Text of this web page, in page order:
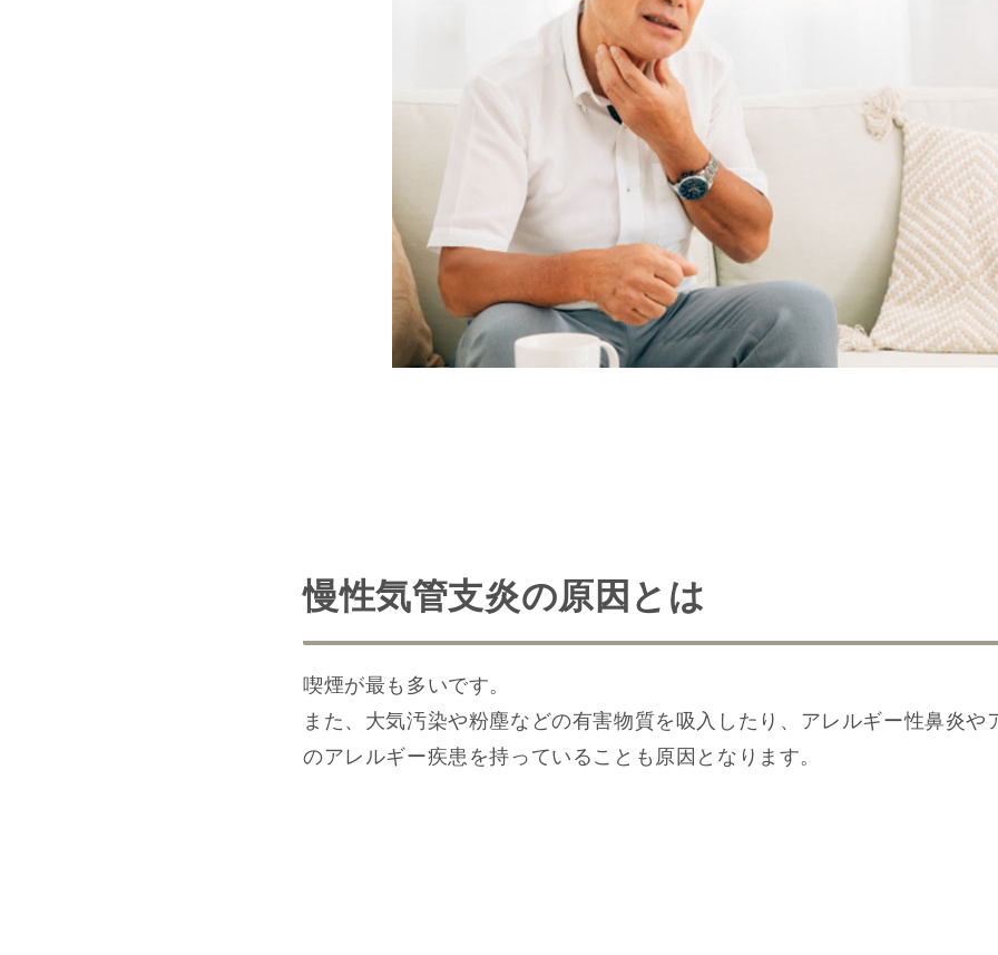
慢性気管支炎の原因とは
喫煙が最も多いです。
また、大気汚染や粉塵などの有害物質を吸入したり、アレルギー性鼻炎や
のアレルギー疾患を持っていることも原因となります。